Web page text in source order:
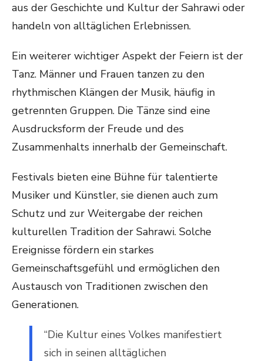
aus der Geschichte und Kultur der Sahrawi oder
handeln von alltäglichen Erlebnissen.
Ein weiterer wichtiger Aspekt der Feiern ist der
Tanz. Männer und Frauen tanzen zu den
rhythmischen Klängen der Musik, häufig in
getrennten Gruppen. Die Tänze sind eine
Ausdrucksform der Freude und des
Zusammenhalts innerhalb der Gemeinschaft.
Festivals bieten eine Bühne für talentierte
Musiker und Künstler, sie dienen auch zum
Schutz und zur Weitergabe der reichen
kulturellen Tradition der Sahrawi. Solche
Ereignisse fördern ein starkes
Gemeinschaftsgefühl und ermöglichen den
Austausch von Traditionen zwischen den
Generationen.
“Die Kultur eines Volkes manifestiert
sich in seinen alltäglichen